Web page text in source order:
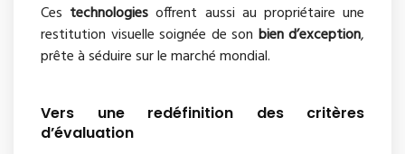
Ces technologies offrent aussi au propriétaire une
restitution visuelle soignée de son bien d’exception,
prête à séduire sur le marché mondial.
Vers une redéfinition des critères
d’évaluation